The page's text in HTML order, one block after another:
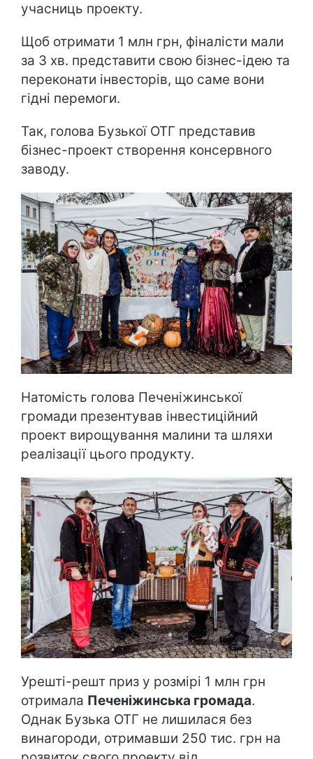
учасниць проекту.
Щоб отримати 1 млн грн, фіналісти мали
за 3 хв. представити свою бізнес-ідею та
переконати інвесторів, що саме вони
гідні перемоги.
Так, голова Бузької ОТГ представив
бізнес-проект створення консервного
заводу.
Натомість голова Печеніжинської
громади презентував інвестиційний
проект вирощування малини та шляхи
реалізації цього продукту.
Урешті-решт приз у розмірі 1 млн грн
отримала Печеніжинська громада.
Однак Бузька ОТГ не лишилася без
винагороди, отримавши 250 тис. грн на